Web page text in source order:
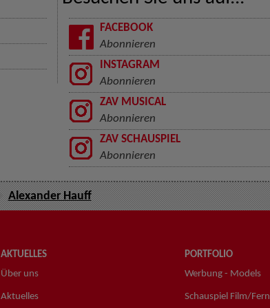
FACEBOOK
Abonnieren
INSTAGRAM
Abonnieren
ZAV MUSICAL
Abonnieren
ZAV SCHAUSPIEL
Abonnieren
Alexander Hauff
AKTUELLES
Über uns
Aktuelles
PORTFOLIO
Werbung - Models
Schauspiel Film/